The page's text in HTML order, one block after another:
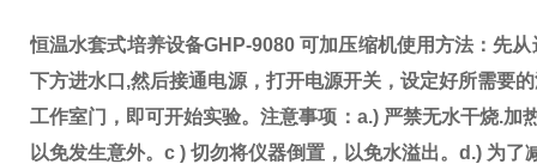
恒温水套式培养设备GHP-9080 可加压缩机使用方法： 先从
下方进水口,然后接通电源，打开电源开关，设定好所需要
工作室门，即可开始实验。注意事项： a.) 严禁无水干烧.加
以免发生意外。 c ) 切勿将仪器倒置，以免水溢出。 d.) 为了